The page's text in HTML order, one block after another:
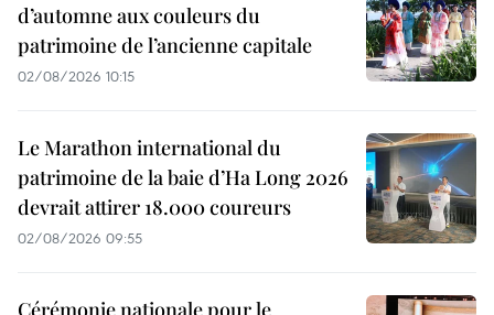
d’automne aux couleurs du
patrimoine de l’ancienne capitale
02/08/2026 10:15
Le Marathon international du
patrimoine de la baie d’Ha Long 2026
devrait attirer 18.000 coureurs
02/08/2026 09:55
Cérémonie nationale pour le